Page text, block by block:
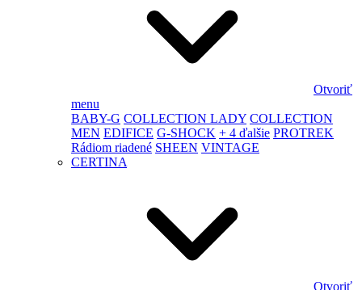
Otvoriť
menu
BABY-G COLLECTION LADY COLLECTION
MEN EDIFICE G-SHOCK + 4 ďalšie PROTREK
Rádiom riadené SHEEN VINTAGE
CERTINA
Otvoriť